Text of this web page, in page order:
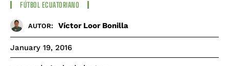
FÚTBOL ECUATORIANO
AUTOR: Víctor Loor Bonilla
January 19, 2016